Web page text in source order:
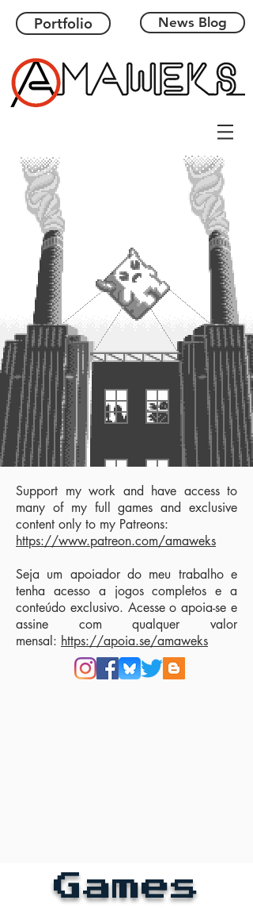
Portfolio News Blog
Support my work and have access to
many of my full games and exclusive
content only to my Patreons:
https://www.patreon.com/amaweks
Seja um apoiador do meu trabalho e
tenha acesso a jogos completos e a
conteúdo exclusivo. Acesse o apoia-se e
assine com qualquer valor
mensal: https://apoia.se/amaweks
Games